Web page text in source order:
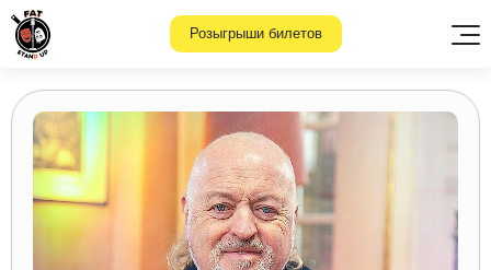
Розыгрыши билетов